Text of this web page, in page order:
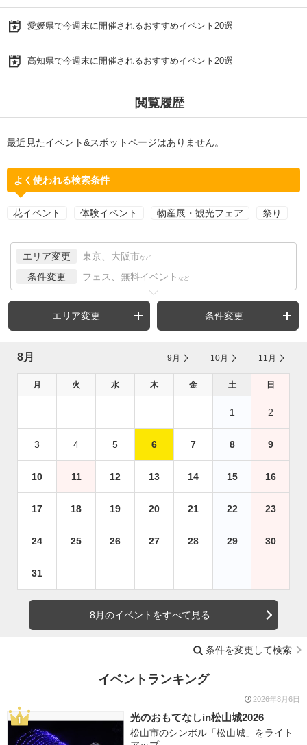
愛媛県で今週末に開催されるおすすめイベント20選
高知県で今週末に開催されるおすすめイベント20選
閲覧履歴
最近見たイベント&スポットページはありません。
よく使われる検索条件
花イベント 体験イベント 物産展・観光フェア 祭り
エリア変更 東京、大阪市 など
条件変更 フェス、無料イベント など
エリア変更 条件変更
8月 9月 10月 11月
月 火 水 木 金 土 日
1 2
3 4 5 6 7 8 9
10 11 12 13 14 15 16
17 18 19 20 21 22 23
24 25 26 27 28 29 30
31
8月のイベントをすべて見る
条件を変更して検索
イベントランキング
2026年8月6日
光のおもてなしin松山城2026
松山市のシンボル「松山城」をライト